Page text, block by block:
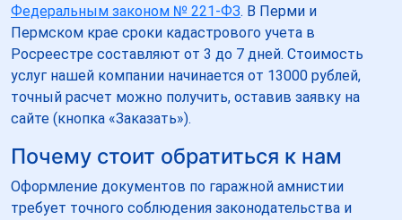
Федеральным законом № 221-ФЗ. В Перми и
Пермском крае сроки кадастрового учета в
Росреестре составляют от 3 до 7 дней. Стоимость
услуг нашей компании начинается от 13000 рублей,
точный расчет можно получить, оставив заявку на
сайте (кнопка «Заказать»).
Почему стоит обратиться к нам
Оформление документов по гаражной амнистии
требует точного соблюдения законодательства и